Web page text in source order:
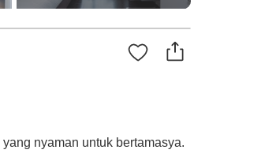
nyaman untuk bertamasya.